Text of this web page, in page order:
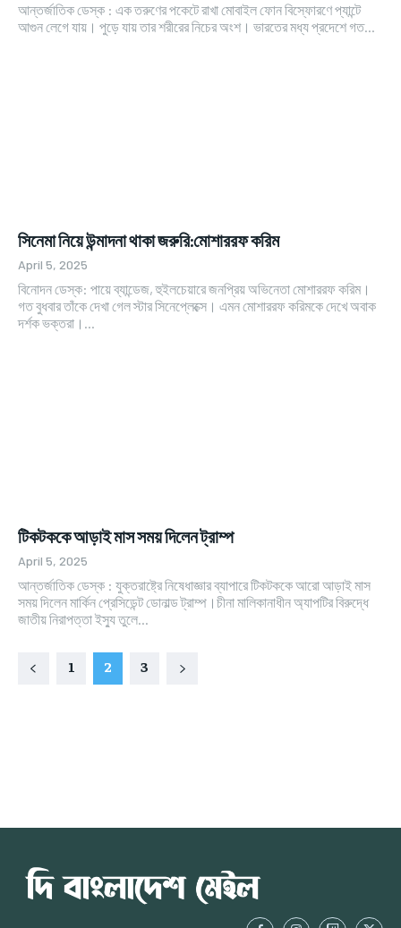
আন্তর্জাতিক ডেস্ক : এক তরুণের পকেটে রাখা মোবাইল ফোন বিস্ফোরণে প্যান্টে
আগুন লেগে যায়। পুড়ে যায় তার শরীরের নিচের অংশ। ভারতের মধ্য প্রদেশে গত...
সিনেমা নিয়ে উন্মাদনা থাকা জরুরি:মোশাররফ করিম
April 5, 2025
বিনোদন ডেস্ক: পায়ে ব্যান্ডেজ, হুইলচেয়ারে জনপ্রিয় অভিনেতা মোশাররফ করিম।
গত বুধবার তাঁকে দেখা গেল স্টার সিনেপ্লেক্সে। এমন মোশাররফ করিমকে দেখে অবাক
দর্শক ভক্তরা।...
টিকটককে আড়াই মাস সময় দিলেন ট্রাম্প
April 5, 2025
আন্তর্জাতিক ডেস্ক : যুক্তরাষ্ট্রে নিষেধাজ্ঞার ব্যাপারে টিকটককে আরো আড়াই মাস
সময় দিলেন মার্কিন প্রেসিডেন্ট ডোনাল্ড ট্রাম্প।চীনা মালিকানাধীন অ্যাপটির বিরুদ্ধে
জাতীয় নিরাপত্তা ইস্যু তুলে...
1 2 3